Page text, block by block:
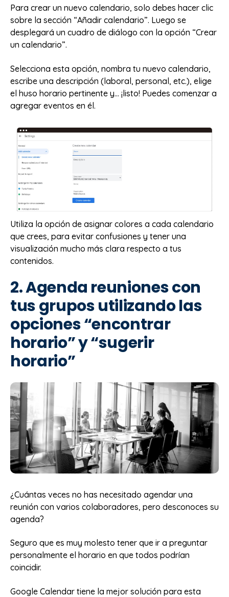
Para crear un nuevo calendario, solo debes hacer clic
sobre la sección “Añadir calendario”. Luego se
desplegará un cuadro de diálogo con la opción “Crear
un calendario”.
Selecciona esta opción, nombra tu nuevo calendario,
escribe una descripción (laboral, personal, etc.), elige
el huso horario pertinente y… ¡listo! Puedes comenzar a
agregar eventos en él.
Utiliza la opción de asignar colores a cada calendario
que crees, para evitar confusiones y tener una
visualización mucho más clara respecto a tus
contenidos.
2. Agenda reuniones con
tus grupos utilizando las
opciones “encontrar
horario” y “sugerir
horario”
¿Cuántas veces no has necesitado agendar una
reunión con varios colaboradores, pero desconoces su
agenda?
Seguro que es muy molesto tener que ir a preguntar
personalmente el horario en que todos podrían
coincidir.
Google Calendar tiene la mejor solución para esta